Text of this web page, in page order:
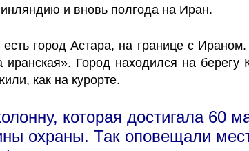
и вновь полгода на Иран.
город Астара, на границе с
Город находился на
как на курорте.
которая достигала 60
охраны. Так оповещали